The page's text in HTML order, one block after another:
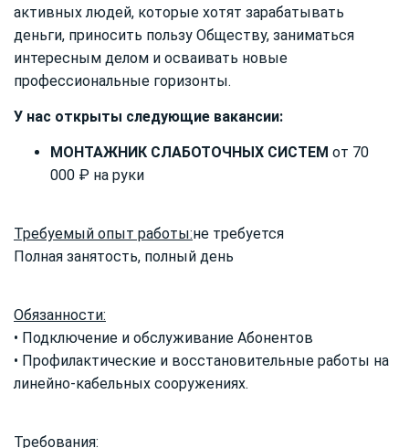
активных людей, которые хотят зарабатывать
деньги, приносить пользу Обществу, заниматься
интересным делом и осваивать новые
профессиональные горизонты.
У нас открыты следующие вакансии:
МОНТАЖНИК СЛАБОТОЧНЫХ СИСТЕМ от 70
000 ₽ на руки
Требуемый опыт работы:не требуется
Полная занятость, полный день
Обязанности:
• Подключение и обслуживание Абонентов
• Профилактические и восстановительные работы на
линейно-кабельных сооружениях.
Требования: